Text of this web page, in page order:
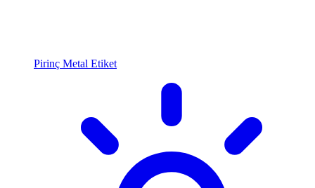
Pirinç Metal Etiket